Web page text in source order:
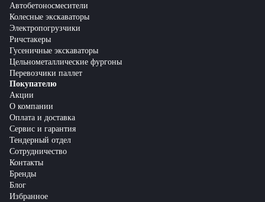
Автобетоносмесители
Колесные экскаваторы
Электропогрузчики
Ричстакеры
Гусеничные экскаваторы
Цельнометаллические фургоны
Перевозчики паллет
Покупателю
Акции
О компании
Оплата и доставка
Сервис и гарантия
Тендерный отдел
Сотрудничество
Контакты
Бренды
Блог
Избранное